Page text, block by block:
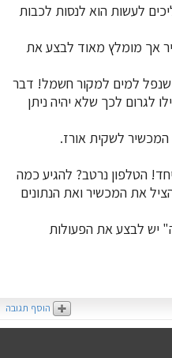
לעשות הוא לנסות לכבות
אך מומלץ מאוד לבצע את
שנפל למים למקור חשמל! דבר
לגרום לכך שלא יהיה ניתן
לשקית אורז.
הטלפון נרטב? להגיע כמה
את המכשיר ואת הנתונים
יש לבצע את הפעולות
הוסף תגובה